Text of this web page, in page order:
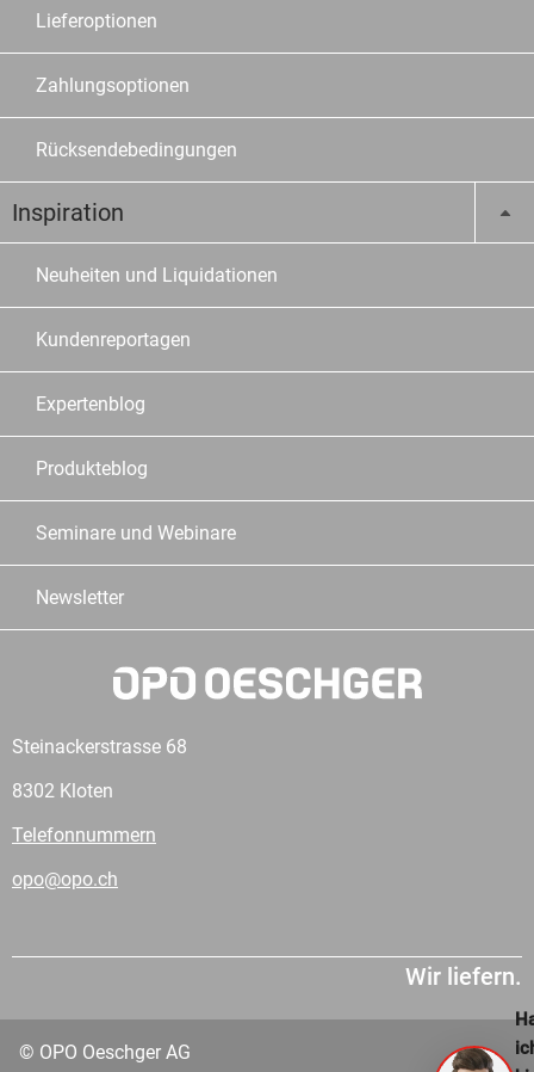
Lieferoptionen
Zahlungsoptionen
Rücksendebedingungen
Inspiration
Neuheiten und Liquidationen
Kundenreportagen
Expertenblog
Produkteblog
Seminare und Webinare
Newsletter
Steinackerstrasse 68
8302 Kloten
Telefonnummern
opo@opo.ch
Wir liefern.
© OPO Oeschger AG